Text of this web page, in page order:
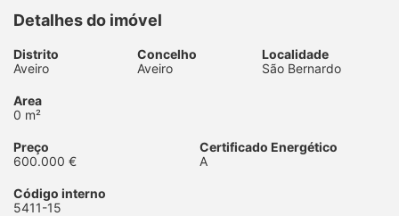
Detalhes do imóvel
Distrito
Aveiro
Concelho
Aveiro
Localidade
São Bernardo
Area
0 m²
Preço
600.000 €
Certificado Energético
A
Código interno
5411-15